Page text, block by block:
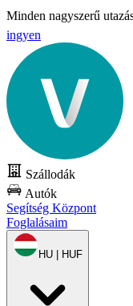
Minden nagyszerű
ingyen
Szállodák
Autók
Segítség Központ
Foglalásaim
HU | HUF